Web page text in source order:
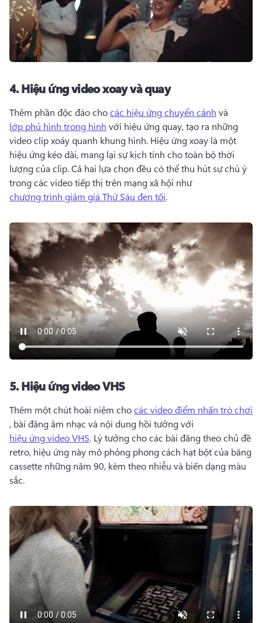
4.Hiệu ứng video xoay và quay
Thêm phần độc đáo cho các hiệu ứng chuyển cảnh và
lớp phủ hình trong hình với hiệu ứng quay, tạo ra những
video clip xoáy quanh khung hình. Hiệu ứng xoay là một
hiệu ứng kéo dài, mang lại sự kịch tính cho toàn bộ thời
lượng của clip. Cả hai lựa chọn đều có thể thu hút sự chú ý
trong các video tiếp thị trên mạng xã hội như
chương trình giảm giá Thứ Sáu đen tối.
5.Hiệu ứng video VHS
Thêm một chút hoài niệm cho các video điểm nhấn trò chơi
, bài đăng âm nhạc và nội dung hồi tưởng với
hiệu ứng video VHS. Lý tưởng cho các bài đăng theo chủ đề
retro, hiệu ứng này mô phỏng phong cách hạt bột của băng
cassette những năm 90, kèm theo nhiễu và biến dạng màu
sắc.